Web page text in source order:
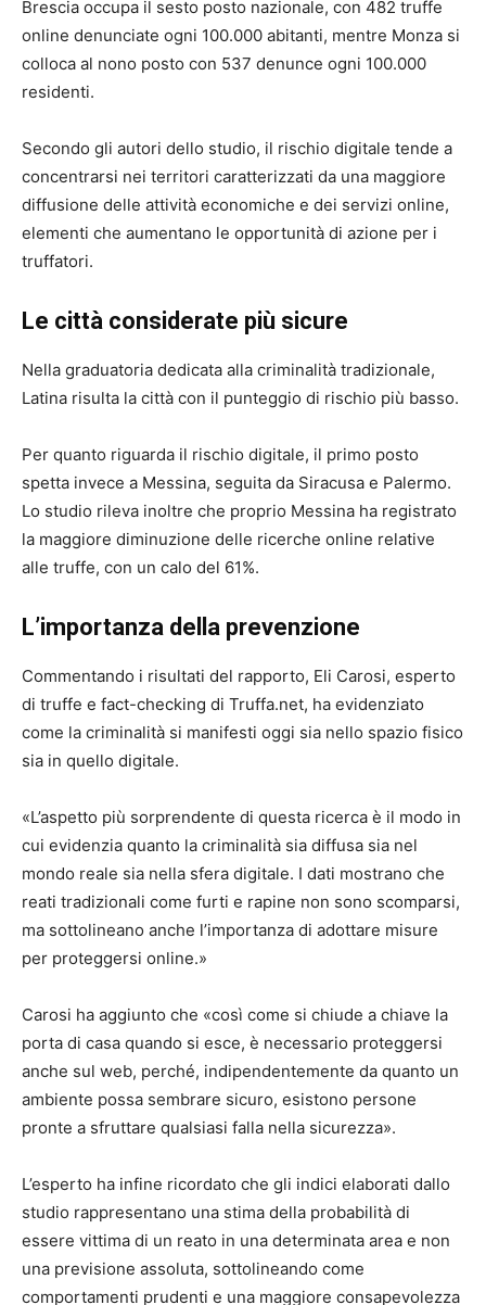
Brescia occupa il sesto posto nazionale, con 482 truffe
online denunciate ogni 100.000 abitanti, mentre Monza si
colloca al nono posto con 537 denunce ogni 100.000
residenti.
Secondo gli autori dello studio, il rischio digitale tende a
concentrarsi nei territori caratterizzati da una maggiore
diffusione delle attività economiche e dei servizi online,
elementi che aumentano le opportunità di azione per i
truffatori.
Le città considerate più sicure
Nella graduatoria dedicata alla criminalità tradizionale,
Latina risulta la città con il punteggio di rischio più basso.
Per quanto riguarda il rischio digitale, il primo posto
spetta invece a Messina, seguita da Siracusa e Palermo.
Lo studio rileva inoltre che proprio Messina ha registrato
la maggiore diminuzione delle ricerche online relative
alle truffe, con un calo del 61%.
L’importanza della prevenzione
Commentando i risultati del rapporto, Eli Carosi, esperto
di truffe e fact-checking di Truffa.net, ha evidenziato
come la criminalità si manifesti oggi sia nello spazio fisico
sia in quello digitale.
«L’aspetto più sorprendente di questa ricerca è il modo in
cui evidenzia quanto la criminalità sia diffusa sia nel
mondo reale sia nella sfera digitale. I dati mostrano che
reati tradizionali come furti e rapine non sono scomparsi,
ma sottolineano anche l’importanza di adottare misure
per proteggersi online.»
Carosi ha aggiunto che «così come si chiude a chiave la
porta di casa quando si esce, è necessario proteggersi
anche sul web, perché, indipendentemente da quanto un
ambiente possa sembrare sicuro, esistono persone
pronte a sfruttare qualsiasi falla nella sicurezza».
L’esperto ha infine ricordato che gli indici elaborati dallo
studio rappresentano una stima della probabilità di
essere vittima di un reato in una determinata area e non
una previsione assoluta, sottolineando come
comportamenti prudenti e una maggiore consapevolezza